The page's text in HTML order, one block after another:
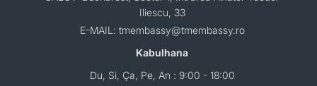
Iliescu, 33
E-MAIL: tmembassy@tmembassy.ro
Kabulhana
Du, Si, Ça, Pe, An : 9:00 - 18:00